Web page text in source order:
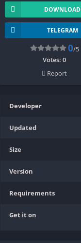
DOWNLOAD
TELEGRAM
0/5
Votes: 0
Report
Developer
Updated
Size
Version
Requirements
Get it on